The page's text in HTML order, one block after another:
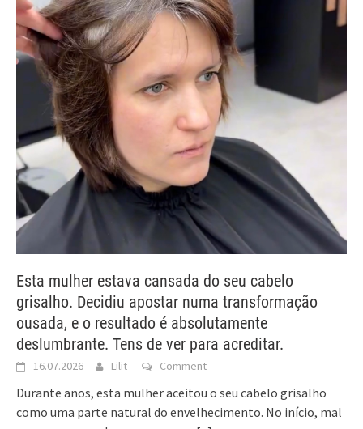
Esta mulher estava cansada do seu cabelo
grisalho. Decidiu apostar numa transformação
ousada, e o resultado é absolutamente
deslumbrante. Tens de ver para acreditar.
16.07.2026 Lilit Comment
Durante anos, esta mulher aceitou o seu cabelo grisalho
como uma parte natural do envelhecimento. No início, mal